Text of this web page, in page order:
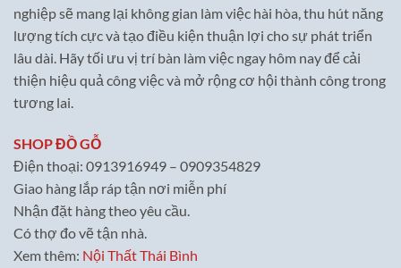
nghiệp sẽ mang lại không gian làm việc hài hòa, thu hút năng
lượng tích cực và tạo điều kiện thuận lợi cho sự phát triển
lâu dài. Hãy tối ưu vị trí bàn làm việc ngay hôm nay để cải
thiện hiệu quả công việc và mở rộng cơ hội thành công trong
tương lai.
SHOP ĐỒ GỖ
Điện thoại: 0913916949 – 0909354829
Giao hàng lắp ráp tận nơi miễn phí
Nhận đặt hàng theo yêu cầu.
Có thợ đo vẽ tận nhà.
Xem thêm: Nội Thất Thái Bình